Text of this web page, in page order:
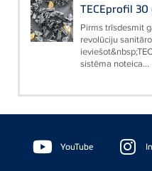
TECEprofil
Pirms trīsdesmit
revolūciju
sistēma noteica...
Floating
Sidebar YouTube